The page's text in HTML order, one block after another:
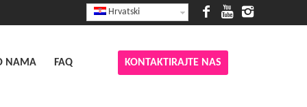
Hrvatski
NAMA FAQ KONTAKTIRAJTE NAS